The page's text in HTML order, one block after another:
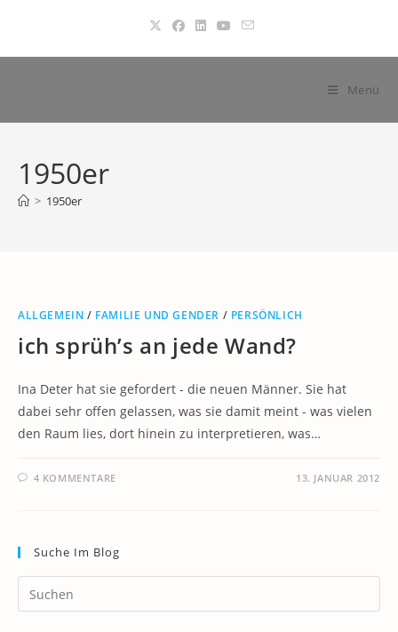
springen
Menü
1950er
> 1950er
ALLGEMEIN / FAMILIE UND GENDER / PERSÖNLICH
ich sprüh’s an jede Wand?
Ina Deter hat sie gefordert - die neuen Männer. Sie hat
dabei sehr offen gelassen, was sie damit meint - was vielen
den Raum lies, dort hinein zu interpretieren, was…
4 KOMMENTARE 13. JANUAR 2012
Suche Im Blog